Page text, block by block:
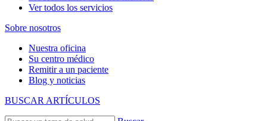
Ver todos los servicios
Sobre nosotros
Nuestra oficina
Su centro médico
Remitir a un paciente
Blog y noticias
BUSCAR ARTÍCULOS